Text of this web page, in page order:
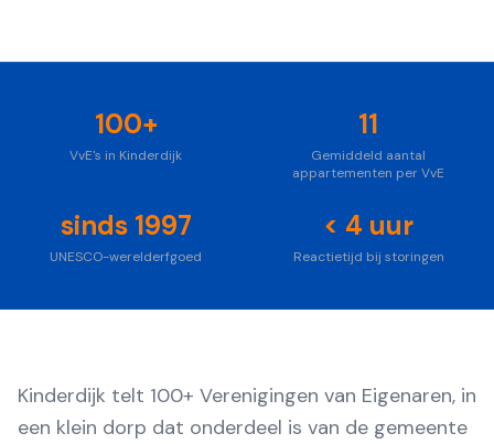
100+
VvE's in Kinderdijk
11
Gemiddeld aantal
appartementen per VvE
sinds 1997
UNESCO-werelderfgoed
< 4 uur
Reactietijd bij storingen
Kinderdijk telt 100+ Verenigingen van Eigenaren, in
een klein dorp dat onderdeel is van de gemeente